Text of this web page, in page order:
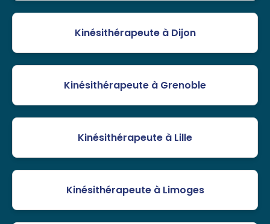
Kinésithérapeute à Dijon
Kinésithérapeute à Grenoble
Kinésithérapeute à Lille
Kinésithérapeute à Limoges